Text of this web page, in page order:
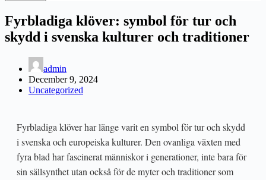
Fyrbladiga klöver: symbol för tur och
skydd i svenska kulturer och traditioner
admin
December 9, 2024
Uncategorized
Fyrbladiga klöver har länge varit en symbol för tur och skydd
i svenska och europeiska kulturer. Den ovanliga växten med
fyra blad har fascinerat människor i generationer, inte bara för
sin sällsynthet utan också för de myter och traditioner som